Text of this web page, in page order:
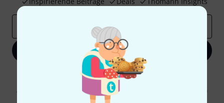
Jetzt anmelden
Mit Klick auf „Jetzt anmelden“ stimmen Sie dem Erhalt von E-Mail-
Werbung und einer Messung des E-Mail-Nutzungsverhaltens zu. Die
Abmeldung ist jederzeit möglich. Weitere Informationen finden Sie in
unserenDatenschutzhinweisen